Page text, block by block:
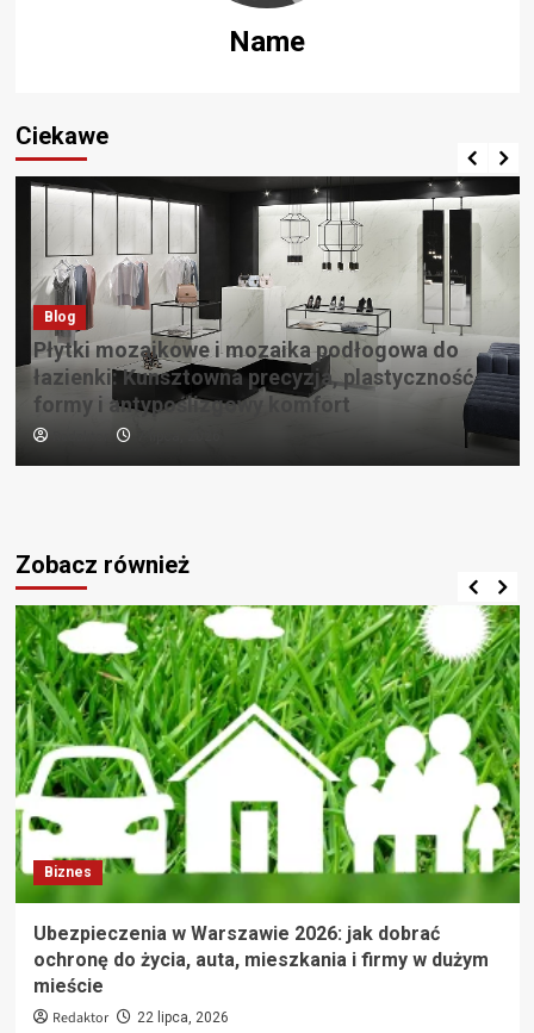
Name
Ciekawe
Blog
Płytki mozaikowe i mozaika podłogowa do
łazienki: Kunsztowna precyzja, plastyczność
formy i antypoślizgowy komfort
Zobacz również
Biznes
Ubezpieczenia w Warszawie 2026: jak dobrać
ochronę do życia, auta, mieszkania i firmy w dużym
mieście
Redaktor 22 lipca, 2026